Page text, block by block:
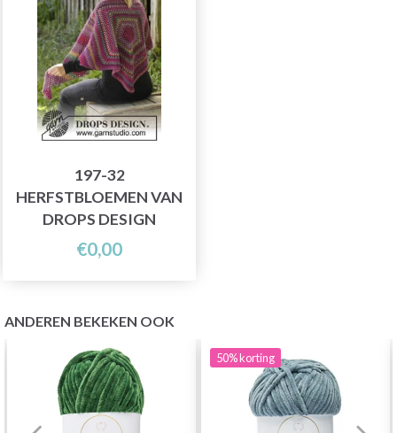
197-32
HERFSTBLOEMEN VAN
DROPS DESIGN
€0,00
ANDEREN BEKEKEN OOK
50%korting